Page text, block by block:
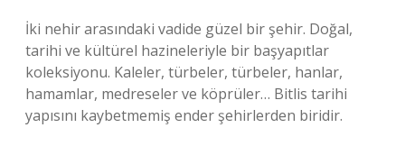
İki nehir arasındaki vadide güzel bir şehir. Doğal,
tarihi ve kültürel hazineleriyle bir başyapıtlar
koleksiyonu. Kaleler, türbeler, türbeler, hanlar,
hamamlar, medreseler ve köprüler… Bitlis tarihi
yapısını kaybetmemiş ender şehirlerden biridir.